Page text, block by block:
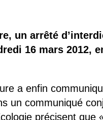
et semence
les avantages et les
un arrêté
16 mars 2012,
a enfin
un communiqué
précisent que